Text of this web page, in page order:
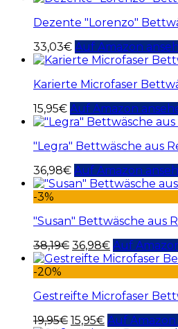
Dezente "Lorenzo"
33,03€ Auf Amazon
Karierte Microfaser
15,95€ Auf Amazon
"Legra" Bettwäsche aus
36,98€ Auf Amazon
-3%
"Susan" Bettwäsche aus
38,19€ 36,98€ Auf
-20%
Gestreifte Microfaser
19,95€ 15,95€ Auf